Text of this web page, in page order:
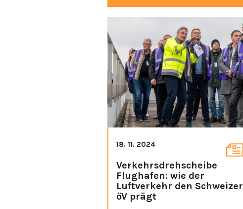
18. 11. 2024
Verkehrsdrehscheibe
Flughafen: wie der
Luftverkehr den Schweizer
öV prägt